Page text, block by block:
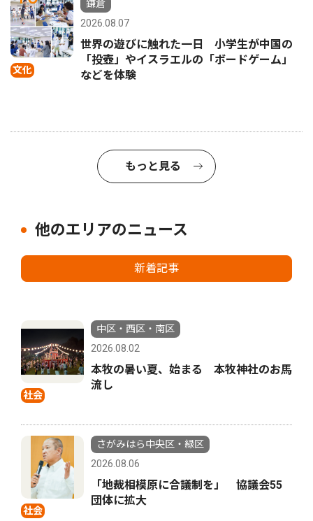
文化
鎌倉
2026.08.07
世界の遊びに触れた一日 小学生が中国の
「投壺」やイスラエルの「ボードゲーム」
などを体験
もっと見る
他のエリアのニュース
新着記事
社会
中区・西区・南区
2026.08.02
本牧の暑い夏、始まる 本牧神社のお馬
流し
社会
さがみはら中央区・緑区
2026.08.06
「地裁相模原に合議制を」 協議会55
団体に拡大